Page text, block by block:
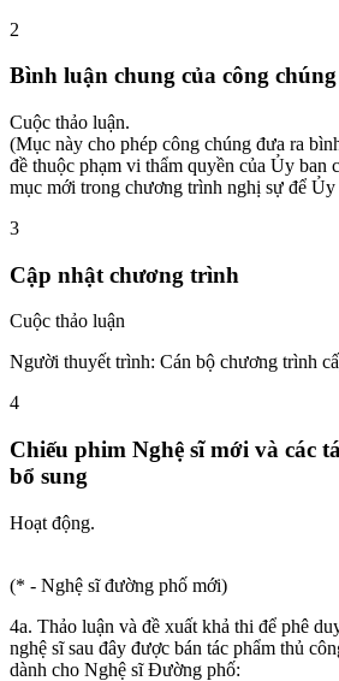
2
Bình luận chung của công chúng
Cuộc thảo luận.
(Mục này cho phép công chúng đưa ra
đề thuộc phạm vi thẩm quyền của Ủy ban
mục mới trong chương trình nghị sự để Ủy
3
Cập nhật chương trình
Cuộc thảo luận
Người thuyết trình: Cán bộ chương trình
4
Chiếu phim Nghệ sĩ mới và các
bổ sung
Hoạt động.
(* - Nghệ sĩ đường phố mới)
4a. Thảo luận và đề xuất khả thi để phê
nghệ sĩ sau đây được bán tác phẩm thủ
dành cho Nghệ sĩ Đường phố: